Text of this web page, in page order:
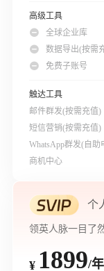
高级工具
全球企业库
数据导出(按需
免费子账号
触达工具
邮件群发(按需充值)
短信营销(按需充值)
WhatsApp群发(自助
商机中心
个
领英人脉一目了
¥ 1899/年